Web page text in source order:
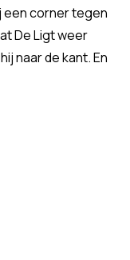
een corner tegen
De Ligt weer
naar de kant. En